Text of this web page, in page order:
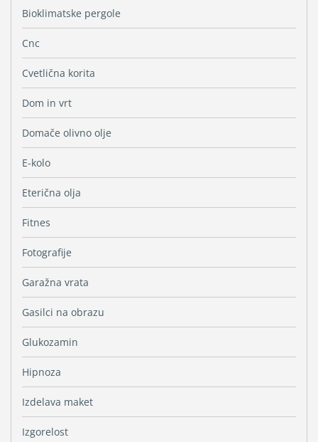
Bioklimatske pergole
Cnc
Cvetlična korita
Dom in vrt
Domače olivno olje
E-kolo
Eterična olja
Fitnes
Fotografije
Garažna vrata
Gasilci na obrazu
Glukozamin
Hipnoza
Izdelava maket
Izgorelost